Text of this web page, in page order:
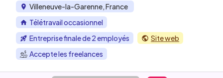
Villeneuve-la-Garenne, France
Télétravail occasionnel
Entreprise finale de 2 employés
Site web
Accepte les freelances